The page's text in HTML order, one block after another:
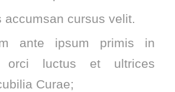
accumsan cursus velit.
ante ipsum primis in
orci luctus et ultrices
Curae;